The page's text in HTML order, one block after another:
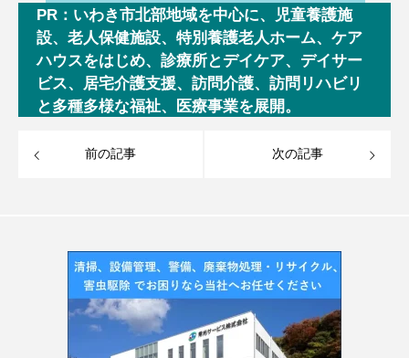
PR：いわき市北部地域を中心に、児童養護施
設、老人保健施設、特別養護老人ホーム、ケア
ハウスをはじめ、診療所とデイケア、デイサー
ビス、居宅介護支援、訪問介護、訪問リハビリ
と多種多様な福祉、医療事業を展開。
前の記事 次の記事